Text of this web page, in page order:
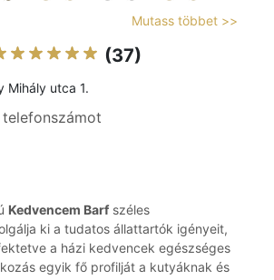
Mutass többet >>
(37)
Mihály utca 1.
Kedvencem Barf széles
ki a tudatos állattartók igényeit,
a házi kedvencek egészséges
egyik fő profilját a kutyáknak és